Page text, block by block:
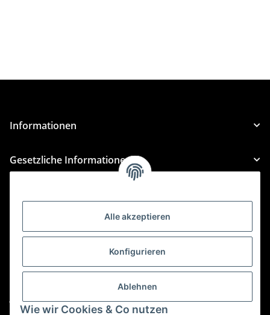
Alle akzeptieren
Konfigurieren
Ablehnen
Wie wir Cookies & Co nutzen
Informationen
Gesetzliche Informationen
Für Custom Anfragen und Custom Bestellungen auch
custom@htr-shop.com
Für Trikot-Anfragen und Bestellungen